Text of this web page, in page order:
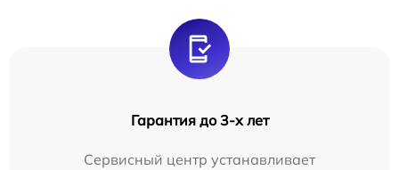
Гарантия до 3-х лет
Сервисный центр устанавливает